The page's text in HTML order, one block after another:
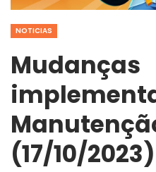
NOTICIAS
Mudanças
(17/10/2023)